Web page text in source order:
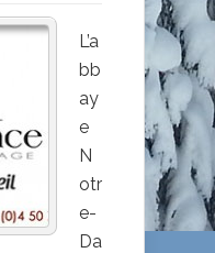
L’a
bb
ay
e
N
otr
e-
Da